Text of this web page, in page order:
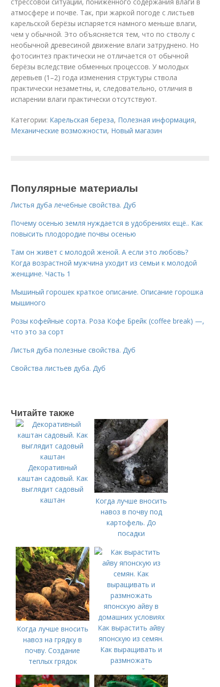
атмосфере и почве. Так, при жаркой погоде с листьев
карельской берёзы испаряется намного меньше влаги,
чем у обычной. Это объясняется тем, что по стволу с
необычной древесиной движение влаги затруднено. Но
фотосинтез практически не отличается от обычной
берёзы вследствие обменных процессов. У молодых
деревьев (1–2) года изменения структуры ствола
практически незаметны, и, следовательно, отличия в
испарении влаги практически отсутствуют.
Категории: Карельская береза, Полезная информация,
Механические возможности, Новый магазин
Популярные материалы
Листья дуба лечебные свойства. Дуб
Почему осенью земля нуждается в удобрениях ещё.. Как
повысить плодородие почвы осенью
Там он живет с молодой женой. А если это любовь?
Когда возрастной мужчина уходит из семьи к молодой
женщине. Часть 1
Мышиный горошек краткое описание. Описание горошка
мышиного
Розы кофейные сорта. Роза Кофе Брейк (coffee break) —,
что это за сорт
Листья дуба полезные свойства. Дуб
Свойства листьев дуба. Дуб
Читайте также
Декоративный
каштан садовый. Как
выглядит садовый
каштан
Когда лучше вносить
навоз в почву под
картофель. До
посадки
Когда лучше вносить
навоз на грядку в
почву. Создание
теплых грядок
Как вырастить айву
японскую из семян.
Как выращивать и
размножать
японскую айву в
домашних условиях